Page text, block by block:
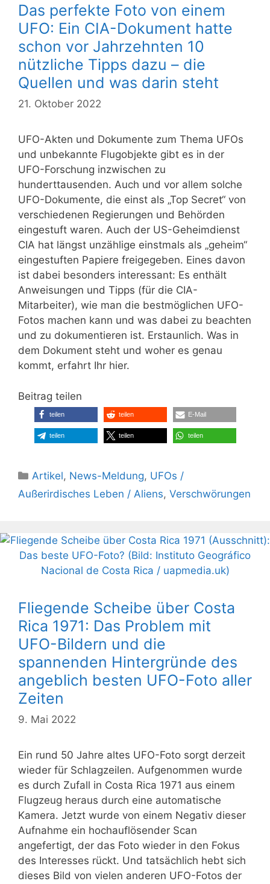
Das perfekte Foto von einem
UFO: Ein CIA-Dokument hatte
schon vor Jahrzehnten 10
nützliche Tipps dazu – die
Quellen und was darin steht
21. Oktober 2022
UFO-Akten und Dokumente zum Thema UFOs
und unbekannte Flugobjekte gibt es in der
UFO-Forschung inzwischen zu
hunderttausenden. Auch und vor allem solche
UFO-Dokumente, die einst als „Top Secret“ von
verschiedenen Regierungen und Behörden
eingestuft waren. Auch der US-Geheimdienst
CIA hat längst unzählige einstmals als „geheim“
eingestuften Papiere freigegeben. Eines davon
ist dabei besonders interessant: Es enthält
Anweisungen und Tipps (für die CIA-
Mitarbeiter), wie man die bestmöglichen UFO-
Fotos machen kann und was dabei zu beachten
und zu dokumentieren ist. Erstaunlich. Was in
dem Dokument steht und woher es genau
kommt, erfahrt Ihr hier.
Beitrag teilen
teilen teilen E-Mail
teilen teilen teilen
Kategorien
Artikel, News-Meldung, UFOs /
Außerirdisches Leben / Aliens, Verschwörungen
Fliegende Scheibe über Costa
Rica 1971: Das Problem mit
UFO-Bildern und die
spannenden Hintergründe des
angeblich besten UFO-Foto aller
Zeiten
9. Mai 2022
Ein rund 50 Jahre altes UFO-Foto sorgt derzeit
wieder für Schlagzeilen. Aufgenommen wurde
es durch Zufall in Costa Rica 1971 aus einem
Flugzeug heraus durch eine automatische
Kamera. Jetzt wurde von einem Negativ dieser
Aufnahme ein hochauflösender Scan
angefertigt, der das Foto wieder in den Fokus
des Interesses rückt. Und tatsächlich hebt sich
dieses Bild von vielen anderen UFO-Fotos der